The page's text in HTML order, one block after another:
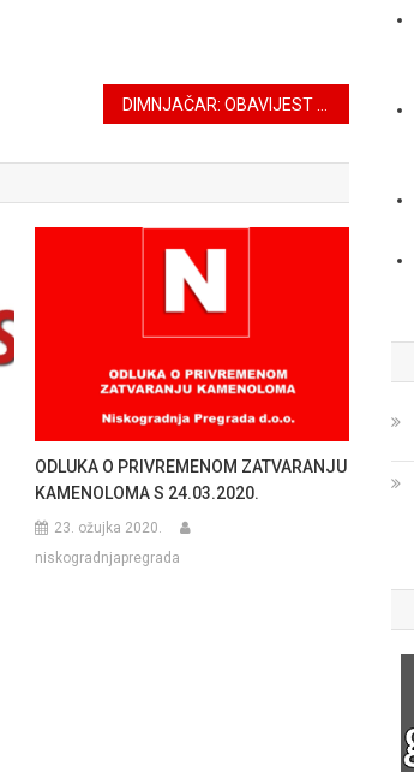
ODLUKA O PRIVREMENOM ZATVARANJU
KAMENOLOMA S 24.03.2020.
23. ožujka 2020.
niskogradnjapregrada